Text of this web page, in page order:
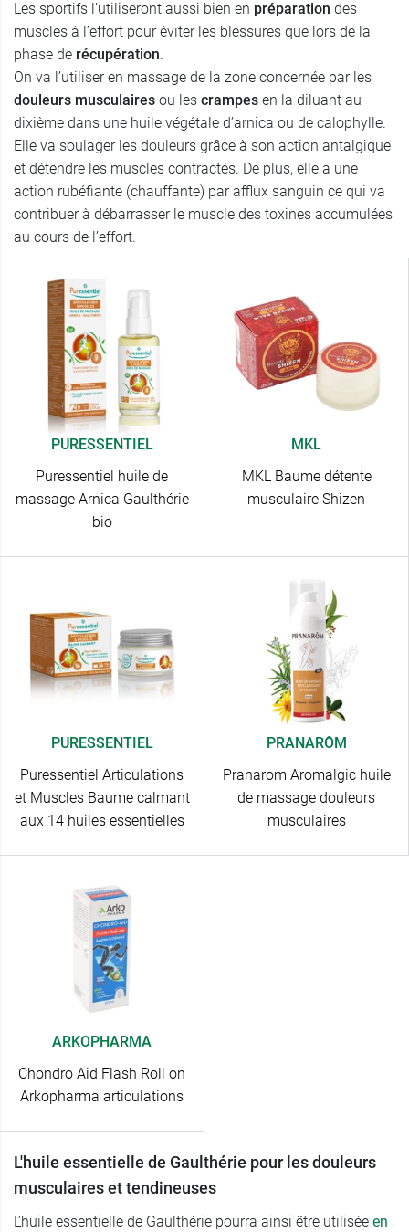
Les sportifs l’utiliseront aussi bien en préparation des
muscles à l’effort pour éviter les blessures que lors de la
phase de récupération.
On va l’utiliser en massage de la zone concernée par les
douleurs musculaires ou les crampes en la diluant au
dixième dans une huile végétale d’arnica ou de calophylle.
Elle va soulager les douleurs grâce à son action antalgique
et détendre les muscles contractés. De plus, elle a une
action rubéfiante (chauffante) par afflux sanguin ce qui va
contribuer à débarrasser le muscle des toxines accumulées
au cours de l’effort.
PURESSENTIEL
Puressentiel huile de
massage Arnica Gaulthérie
bio
MKL
MKL Baume détente
musculaire Shizen
PURESSENTIEL
Puressentiel Articulations
et Muscles Baume calmant
aux 14 huiles essentielles
PRANARÔM
Pranarom Aromalgic huile
de massage douleurs
musculaires
ARKOPHARMA
Chondro Aid Flash Roll on
Arkopharma articulations
L'huile essentielle de Gaulthérie pour les douleurs
musculaires et tendineuses
L’huile essentielle de Gaulthérie pourra ainsi être utilisée en